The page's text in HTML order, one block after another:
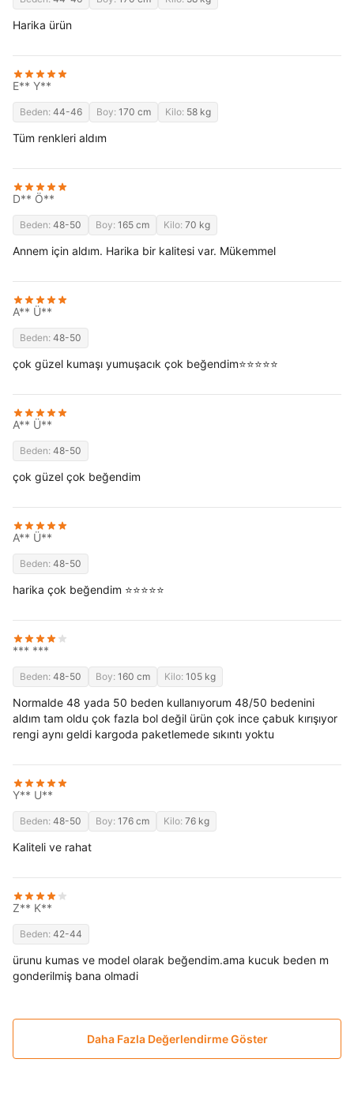
Harika ürün
E** Y**
Beden: 44-46 Boy: 170 cm Kilo: 58 kg
Tüm renkleri aldım
D** Ö**
Beden: 48-50 Boy: 165 cm Kilo: 70 kg
Annem için aldım. Harika bir kalitesi var. Mükemmel
A** Ü**
Beden: 48-50
çok güzel kumaşı yumuşacık çok beğendim⭐⭐⭐⭐⭐
A** Ü**
Beden: 48-50
çok güzel çok beğendim
A** Ü**
Beden: 48-50
harika çok beğendim ⭐⭐⭐⭐⭐
*** ***
Beden: 48-50 Boy: 160 cm Kilo: 105 kg
Normalde 48 yada 50 beden kullanıyorum 48/50 bedenini
aldım tam oldu çok fazla bol değil ürün çok ince çabuk kırışıyor
rengi aynı geldi kargoda paketlemede sıkıntı yoktu
Y** U**
Beden: 48-50 Boy: 176 cm Kilo: 76 kg
Kaliteli ve rahat
Z** K**
Beden: 42-44
ürunu kumas ve model olarak beğendim.ama kucuk beden m
gonderilmiş bana olmadi
Daha Fazla Değerlendirme Göster